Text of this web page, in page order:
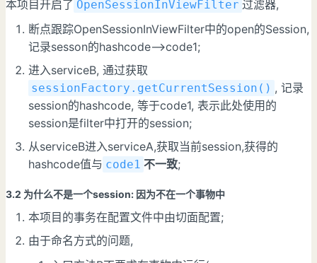
本项目开启了 OpenSessionInViewFilter 过滤器,
断点跟踪OpenSessionInViewFilter中的open的Session,
记录sesson的hashcode-->code1;
进入serviceB, 通过获取
sessionFactory.getCurrentSession() , 记录
session的hashcode, 等于code1, 表示此处使用的
session是filter中打开的session;
从serviceB进入serviceA,获取当前session,获得的
hashcode值与 code1 不一致;
3.2 为什么不是一个session: 因为不在一个事物中
本项目的事务在配置文件中由切面配置;
由于命名方式的问题,